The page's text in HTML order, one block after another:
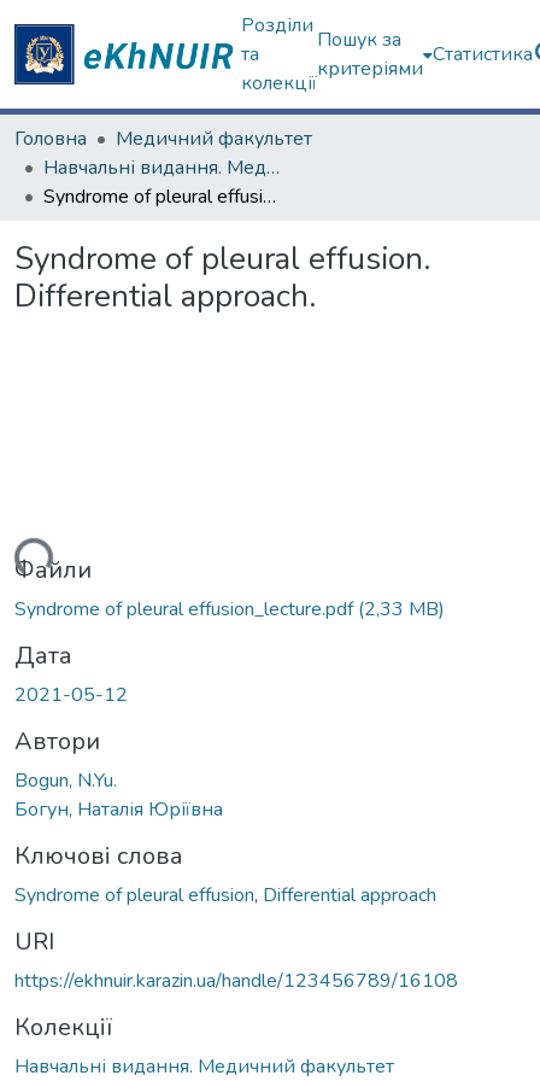
Розділи
та
колекції
Пошук за
критеріями
Статистика
Головна
Медичний факультет
Навчальні видання. Медичний факультет
Syndrome of pleural effusion. Differential approach.
Syndrome of pleural effusion.
Differential approach.
Файли
Syndrome of pleural effusion_lecture.pdf(2,33 MB)
Дата
2021-05-12
Автори
Bogun, N.Yu.
Богун, Наталія Юріївна
Ключові слова
Syndrome of pleural effusion, Differential approach
URI
https://ekhnuir.karazin.ua/handle/123456789/16108
Колекції
Навчальні видання. Медичний факультет